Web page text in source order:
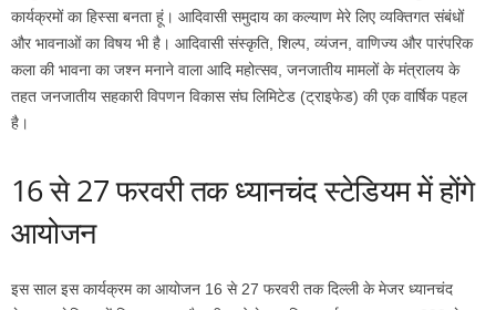
कार्यक्रमों का हिस्सा बनता हूं। आदिवासी समुदाय का कल्याण मेरे लिए व्यक्तिगत संबंधों
और भावनाओं का विषय भी है। आदिवासी संस्कृति, शिल्प, व्यंजन, वाणिज्य और पारंपरिक
कला की भावना का जश्न मनाने वाला आदि महोत्सव, जनजातीय मामलों के मंत्रालय के
तहत जनजातीय सहकारी विपणन विकास संघ लिमिटेड (ट्राइफेड) की एक वार्षिक पहल
है।
16 से 27 फरवरी तक ध्यानचंद स्टेडियम में होंगे
आयोजन
इस साल इस कार्यक्रम का आयोजन 16 से 27 फरवरी तक दिल्ली के मेजर ध्यानचंद